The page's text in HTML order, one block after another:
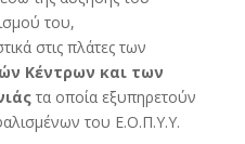
του,
στις πλάτες των
Κέντρων και των
τα οποία εξυπηρετούν
του Ε.Ο.Π.Υ.Υ.